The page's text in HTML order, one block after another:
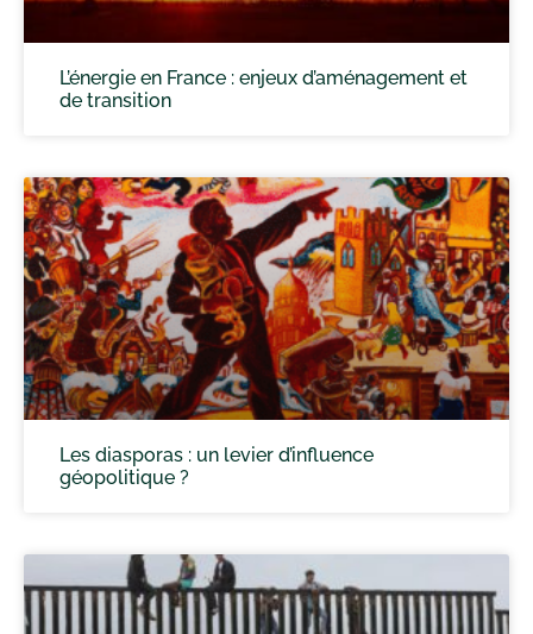
L’énergie en France : enjeux d’aménagement et
de transition
Les diasporas : un levier d’influence
géopolitique ?